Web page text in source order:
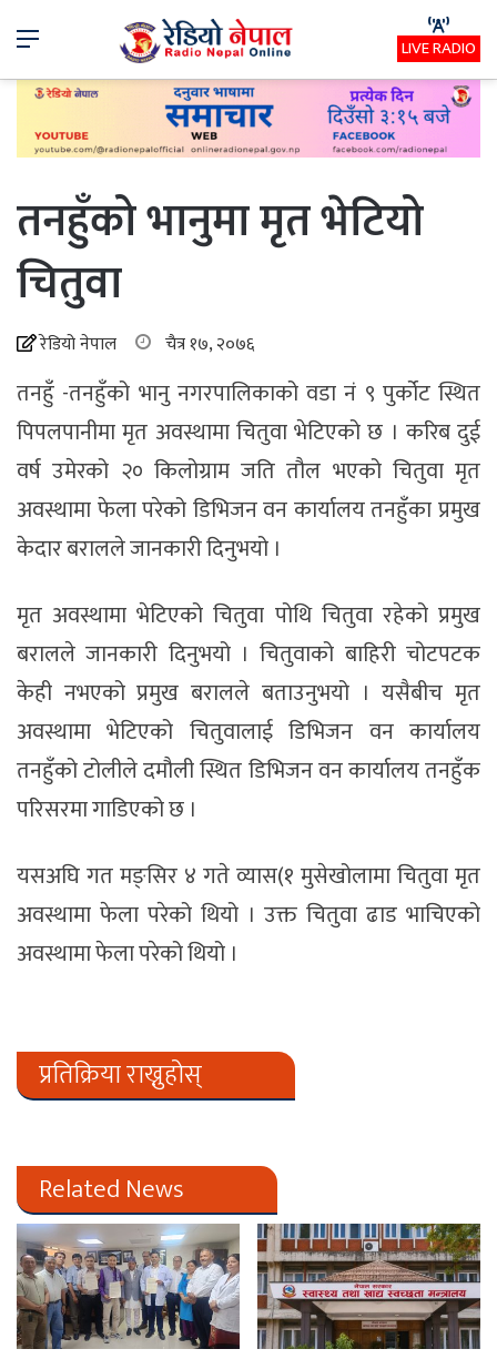
Menu LIVE RADIO
तनहुँको भानुमा मृत भेटियो
चितुवा
रेडियो नेपाल चैत्र १७, २०७६
तनहुँ -तनहुँको भानु नगरपालिकाको वडा नं ९ पुर्कोट स्थित
पिपलपानीमा मृत अवस्थामा चितुवा भेटिएको छ । करिब दुई
वर्ष उमेरको २० किलोग्राम जति तौल भएको चितुवा मृत
अवस्थामा फेला परेको डिभिजन वन कार्यालय तनहुँका प्रमुख
केदार बरालले जानकारी दिनुभयो ।
मृत अवस्थामा भेटिएको चितुवा पोथि चितुवा रहेको प्रमुख
बरालले जानकारी दिनुभयो । चितुवाको बाहिरी चोटपटक
केही नभएको प्रमुख बरालले बताउनुभयो । यसैबीच मृत
अवस्थामा भेटिएको चितुवालाई डिभिजन वन कार्यालय
तनहुँको टोलीले दमौली स्थित डिभिजन वन कार्यालय तनहुँक
परिसरमा गाडिएको छ ।
यसअघि गत मङ्सिर ४ गते व्यास(१ मुसेखोलामा चितुवा मृत
अवस्थामा फेला परेको थियो । उक्त चितुवा ढाड भाचिएको
अवस्थामा फेला परेको थियो ।
प्रतिक्रिया राख्नुहोस्
Related News